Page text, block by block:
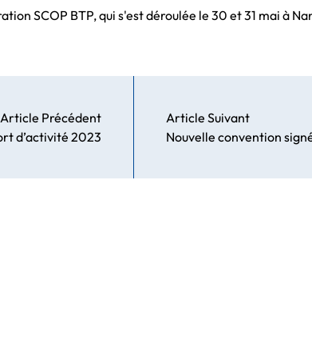
SCOP BTP, qui s'est déroulée le 30 et 31 mai à
Article Précédent
d’activité 2023
Article Suivant
Nouvelle convention